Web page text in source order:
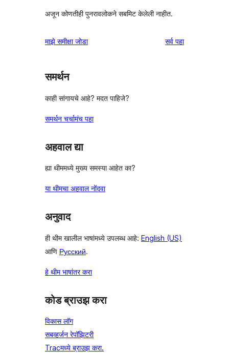
अजून कोणतीही पुनरावलोकने सबमिट केलेली नाहीत.
माझे समीक्षा जोडा सर्वपुनरावलोकने
पहा
समर्थन
काही सांगायचे आहे? मदत पाहिजे?
समर्थन चर्चामंच पहा
अहवाल द्या
ह्या थीममध्ये मुख्य समस्या आहेत का?
या थीमचा अहवाल नोंदवा
अनुवाद
ही थीम खालील भाषांमध्ये उपलब्ध आहे: English (US)
आणि Русский.
हे थीम भाषांतर करा
कोड ब्राउझ करा
विकास लॉग
सबव्हर्जन रेपॉझिटरी
Tracमध्ये ब्राउझ करा.